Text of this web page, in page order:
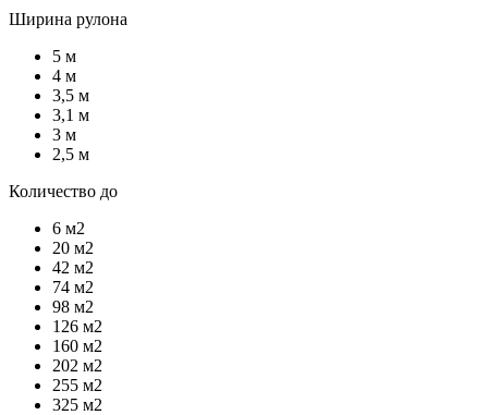
Ширина рулона
5 м
4 м
3,5 м
3,1 м
3 м
2,5 м
Количество до
6 м2
20 м2
42 м2
74 м2
98 м2
126 м2
160 м2
202 м2
255 м2
325 м2